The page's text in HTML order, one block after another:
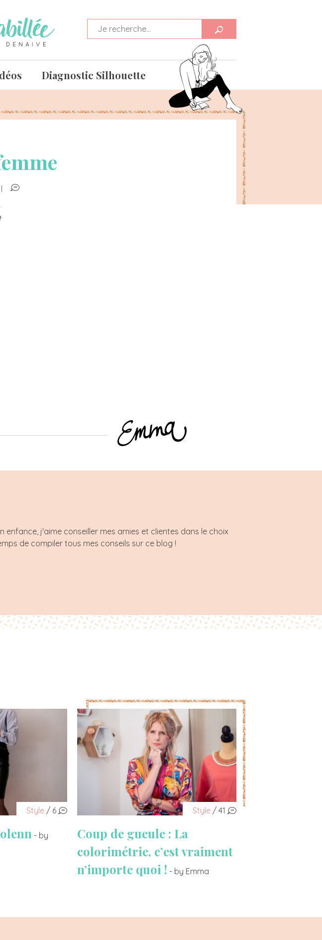
Diagnostic Silhouette
|
enfance, j'aime conseiller mes amies et clientes dans le choix
de compiler tous mes conseils sur ce blog !
Style / 6
- by
Style / 41
Coup de gueule : La
colorimétrie, c’est vraiment
n’importe quoi ! - by Emma